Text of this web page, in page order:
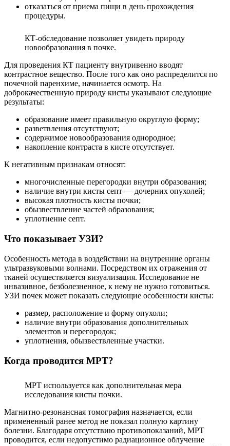
отказаться от приема пищи в день прохождения
процедуры.
КТ-обследование позволяет увидеть природу
новообразования в почке.
Для проведения КТ пациенту внутривенно вводят
контрастное вещество. После того как оно распределится по
почечной паренхиме, начинается осмотр. На
доброкачественную природу кисты указывают следующие
результаты:
образование имеет правильную округлую форму;
разветвления отсутствуют;
содержимое новообразования однородное;
накопление контраста в кисте отсутствует.
К негативным признакам относят:
многочисленные перегородки внутри образования;
наличие внутри кисты септ ― дочерних опухолей;
высокая плотность кисты почки;
обызвествление частей образования;
уплотнение септ.
Что показывает УЗИ?
Особенность метода в воздействии на внутренние органы
ультразвуковыми волнами. Посредством их отражения от
тканей осуществляется визуализация. Исследование не
инвазивное, безболезненное, к нему не нужно готовиться.
УЗИ почек может показать следующие особенности кисты:
размер, расположение и форму опухоли;
наличие внутри образования дополнительных
элементов и перегородок;
уплотнения, обызвествленные участки.
Когда проводится МРТ?
МРТ используется как дополнительная мера
исследования кисты почки.
Магнитно-резонансная томография назначается, если
примененный ранее метод не показал полную картину
болезни. Благодаря отсутствию противопоказаний, МРТ
проводится, если недопустимо радиационное облучение